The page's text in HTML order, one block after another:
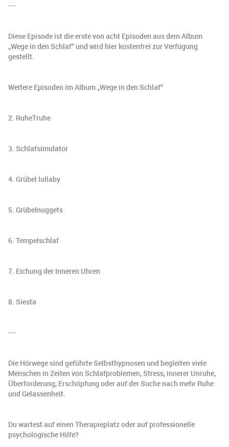
---
Diese Episode ist die erste von acht Episoden aus dem Album
„Wege in den Schlaf“ und wird hier kostenfrei zur Verfügung
gestellt.
Weitere Episoden im Album „Wege in den Schlaf“
2. RuheTruhe
3. Schlafsimulator
4. Grübel lullaby
5. Grübelnuggets
6. Tempelschlaf
7. Eichung der Inneren Uhren
8. Siesta
---
Die Hörwege sind geführte Selbsthypnosen und begleiten viele
Menschen in Zeiten von Schlafproblemen, Stress, innerer Unruhe,
Überforderung, Erschöpfung oder auf der Suche nach mehr Ruhe
und Gelassenheit.
Du wartest auf einen Therapieplatz oder auf professionelle
psychologische Hilfe?